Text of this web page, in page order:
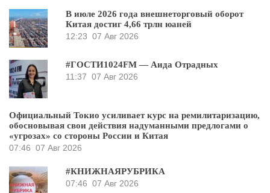
В июле 2026 года внешнеторговый оборот
Китая достиг 4,66 трлн юаней
12:23 07 Авг 2026
#ГОСТИ1024FM — Аида Отрадных
11:37 07 Авг 2026
Официальный Токио усиливает курс на ремилитаризацию,
обосновывая свои действия надуманными предлогами о
«угрозах» со стороны России и Китая
07:46 07 Авг 2026
#КНИЖНАЯРУБРИКА
07:46 07 Авг 2026